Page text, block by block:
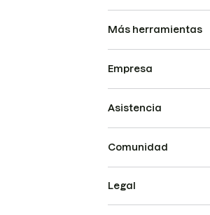
Más herramientas
Empresa
Asistencia
Comunidad
Legal